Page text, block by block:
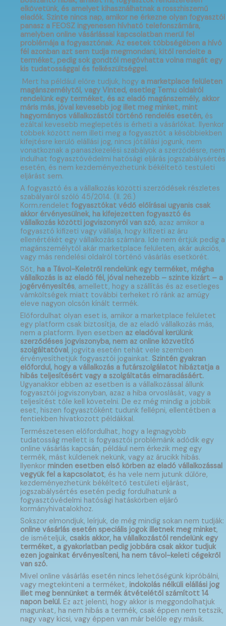
elkövetünk, és amelyet kihasználhatnak a rosszhiszemű
eladók. Szinte nincs nap, amikor ne érkezne olyan fogyasztói
panasz a FEOSZ ingyenesen hívható telefonszámára,
amelyben online vásárlással kapcsolatban merül fel
problémája a fogyasztónak. Az esetek többségében a hívó
fél azonban azt sem tudja megmondani, kitől rendelte a
terméket, pedig sok gondtól megóvhatta volna magát egy
kis tudatossággal és felkészültséggel.
Mert ha például előre tudjuk, hogy a marketplace felületen
magánszemélytől, vagy Vinted, esetleg Temu oldalról
rendelünk egy terméket, és az eladó magánszemély, akkor
máris más, jóval kevesebb jog illet meg minket, mint
hagyományos vállalkozástól történő rendelés esetén, és
ezáltal kevesebb meglepetés is érheti a vásárlókat. Ilyenkor
többek között nem illeti meg a fogyasztót a későbbiekben
kifejtésre kerülő elállási jog, nincs jótállási jogunk, nem
vonatkoznak a panaszkezelési szabályok a szerződésre, nem
indulhat fogyasztóvédelmi hatósági eljárás jogszabálysértés
esetén, és nem kezdeményezhetünk békéltető testületi
eljárást sem.
A fogyasztó és a vállalkozás közötti szerződések részletes
szabályairól szóló 45/2014. (II. 26.)
Korm.rendelet fogyasztókat védő előírásai ugyanis csak
akkor érvényesülnek, ha kifejezetten fogyasztó és
vállalkozás közötti jogviszonyról van szó, azaz amikor a
fogyasztó kifizeti vagy vállalja, hogy kifizeti az áru
ellenértékét egy vállalkozás számára. Ide nem értjük pedig a
magánszemélytől akár marketplace felületen, akár aukciós,
vagy más rendelési oldalról történő vásárlás esetkörét.
Sőt, ha a Távol-Keletről rendelünk egy terméket, mégha
vállalkozás is az eladó fél, jóval nehezebb – szinte kizárt – a
jogérvényesítés, amellett, hogy a szállítás és az esetleges
vámköltségek miatt további terheket ró ránk az amúgy
eleve nagyon olcsón kínált termék.
Előfordulhat olyan eset is, amikor a marketplace felületet
egy platform csak biztosítja, de az eladó vállalkozás más,
nem a platform. Ilyen esetben az eladóval kerülünk
szerződéses jogviszonyba, nem az online közvetítő
szolgáltatóval, jogvita esetén tehát vele szemben
érvényesíthetjük fogyasztói jogainkat. Szintén gyakran
előfordul, hogy a vállalkozás a futárszolgálatot hibáztatja a
hibás teljesítésért vagy a szolgáltatás elmaradásáért.
Ugyanakkor ebben az esetben is a vállalkozással állunk
fogyasztói jogviszonyban, azaz a hiba orvoslását, vagy a
teljesítést tőle kell követelni. De ez még mindig a jobbik
eset, hiszen fogyasztóként tudunk fellépni, ellentétben a
fentiekben hivatkozott példákkal.
Természetesen előfordulhat, hogy a legnagyobb
tudatosság mellett is fogyasztói problémánk adódik egy
online vásárlás kapcsán, például nem érkezik meg egy
termék, mást küldenek nekünk, vagy az árucikk hibás.
Ilyenkor minden esetben első körben az eladó vállalkozással
vegyük fel a kapcsolatot, és ha vele nem jutunk dűlőre,
kezdeményezhetünk békéltető testületi eljárást,
jogszabálysértés esetén pedig fordulhatunk a
fogyasztóvédelmi hatósági hatáskörben eljáró
kormányhivatalokhoz.
Sokszor elmondjuk, leírjuk, de még mindig sokan nem tudják:
online vásárlás esetén speciális jogok illetnek meg minket,
de ismételjük, csakis akkor, ha vállalkozástól rendelünk egy
terméket, a gyakorlatban pedig jobbára csak akkor tudjuk
ezen jogainkat érvényesíteni, ha nem távol-keleti cégekről
van szó.
Mivel online vásárlás esetén nincs lehetőségünk kipróbálni,
vagy megtekinteni a terméket, indokolás nélküli elállási jog
illet meg bennünket a termék átvételétől számított 14
napon belül. Ez azt jelenti, hogy akkor is meggondolhatjuk
magunkat, ha nem hibás a termék, csak éppen nem tetszik,
nagy vagy kicsi, vagy éppen van már belőle egy másik.